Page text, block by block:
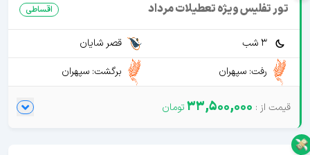
تور تفلیس ویژه تعطیلات مرداد اقساطی
3 شب
قصر شایان
رفت: سپهران
برگشت: سپهران
33,500,000